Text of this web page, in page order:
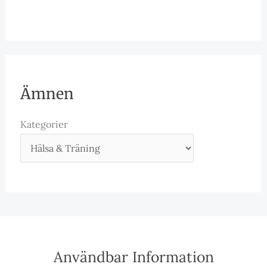
Ämnen
Kategorier
Användbar Information